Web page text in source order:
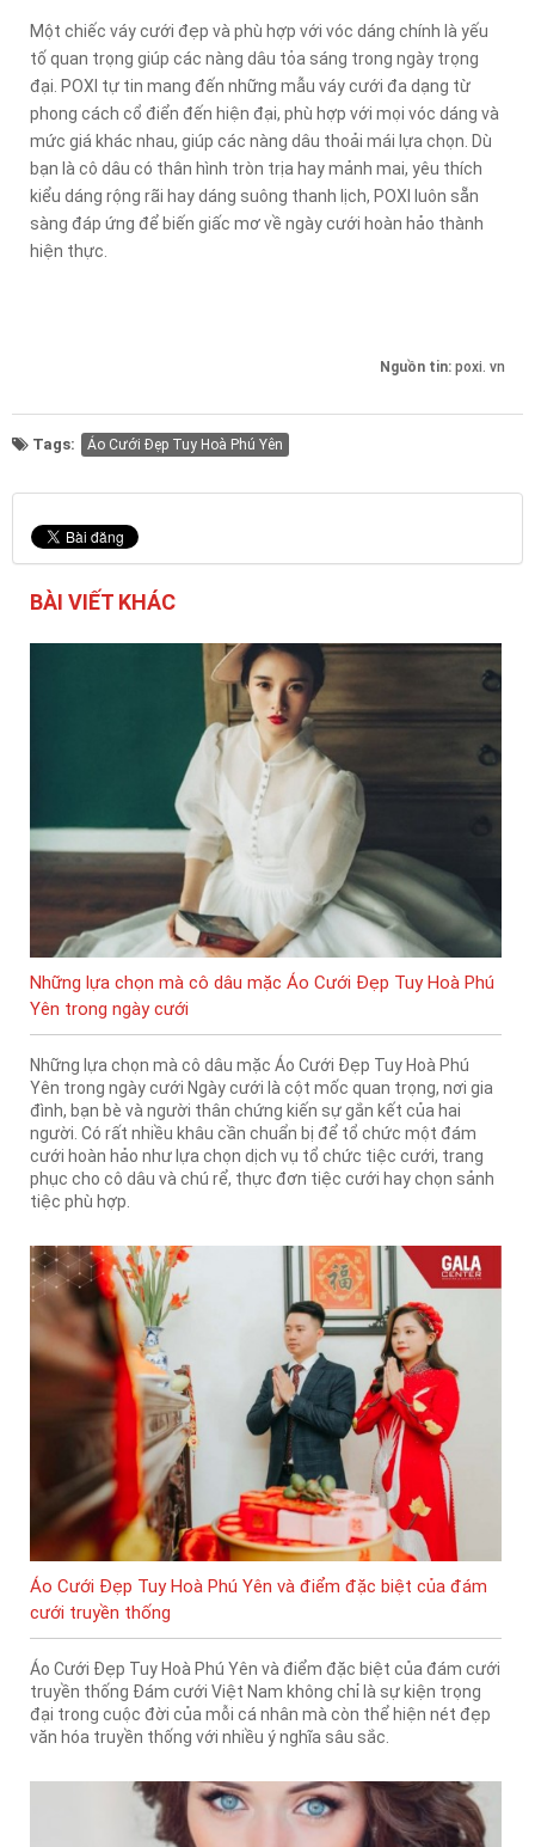
Một chiếc váy cưới đẹp và phù hợp với vóc dáng chính là yếu
tố quan trọng giúp các nàng dâu tỏa sáng trong ngày trọng
đại. POXI tự tin mang đến những mẫu váy cưới đa dạng từ
phong cách cổ điển đến hiện đại, phù hợp với mọi vóc dáng và
mức giá khác nhau, giúp các nàng dâu thoải mái lựa chọn. Dù
bạn là cô dâu có thân hình tròn trịa hay mảnh mai, yêu thích
kiểu dáng rộng rãi hay dáng suông thanh lịch, POXI luôn sẵn
sàng đáp ứng để biến giấc mơ về ngày cưới hoàn hảo thành
hiện thực.
Nguồn tin: poxi. vn
Tags: Áo Cưới Đẹp Tuy Hoà Phú Yên
BÀI VIẾT KHÁC
Những lựa chọn mà cô dâu mặc Áo Cưới Đẹp Tuy Hoà Phú
Yên trong ngày cưới
Những lựa chọn mà cô dâu mặc Áo Cưới Đẹp Tuy Hoà Phú
Yên trong ngày cưới Ngày cưới là cột mốc quan trọng, nơi gia
đình, bạn bè và người thân chứng kiến sự gắn kết của hai
người. Có rất nhiều khâu cần chuẩn bị để tổ chức một đám
cưới hoàn hảo như lựa chọn dịch vụ tổ chức tiệc cưới, trang
phục cho cô dâu và chú rể, thực đơn tiệc cưới hay chọn sảnh
tiệc phù hợp.
Áo Cưới Đẹp Tuy Hoà Phú Yên và điểm đặc biệt của đám
cưới truyền thống
Áo Cưới Đẹp Tuy Hoà Phú Yên và điểm đặc biệt của đám cưới
truyền thống Đám cưới Việt Nam không chỉ là sự kiện trọng
đại trong cuộc đời của mỗi cá nhân mà còn thể hiện nét đẹp
văn hóa truyền thống với nhiều ý nghĩa sâu sắc.